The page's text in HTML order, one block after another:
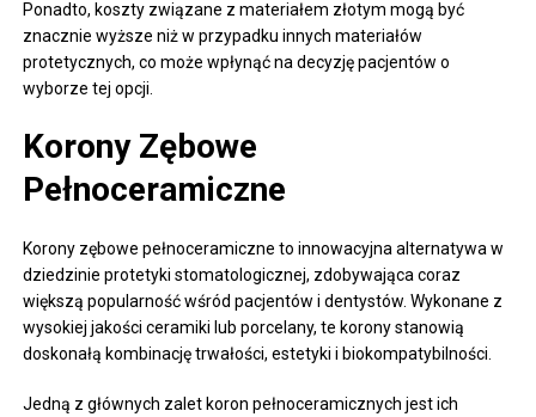
Ponadto, koszty związane z materiałem złotym mogą być
znacznie wyższe niż w przypadku innych materiałów
protetycznych, co może wpłynąć na decyzję pacjentów o
wyborze tej opcji.
Korony Zębowe
Pełnoceramiczne
Korony zębowe pełnoceramiczne to innowacyjna alternatywa w
dziedzinie protetyki stomatologicznej, zdobywająca coraz
większą popularność wśród pacjentów i dentystów. Wykonane z
wysokiej jakości ceramiki lub porcelany, te korony stanowią
doskonałą kombinację trwałości, estetyki i biokompatybilności.
Jedną z głównych zalet koron pełnoceramicznych jest ich